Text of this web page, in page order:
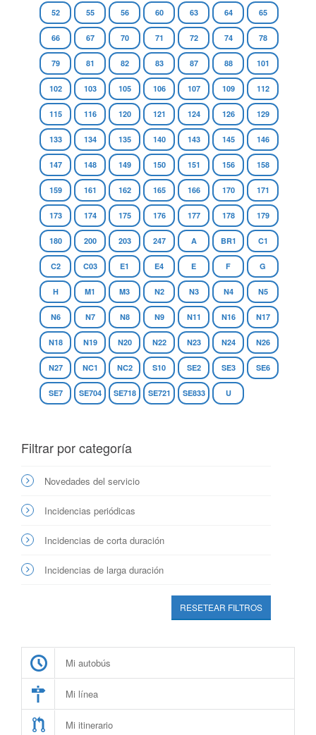
52 55 56 60 63 64 65
66 67 70 71 72 74 78
79 81 82 83 87 88 101
102 103 105 106 107 109 112
115 116 120 121 124 126 129
133 134 135 140 143 145 146
147 148 149 150 151 156 158
159 161 162 165 166 170 171
173 174 175 176 177 178 179
180 200 203 247 A BR1 C1
C2 C03 E1 E4 E F G
H M1 M3 N2 N3 N4 N5
N6 N7 N8 N9 N11 N16 N17
N18 N19 N20 N22 N23 N24 N26
N27 NC1 NC2 S10 SE2 SE3 SE6
SE7 SE704 SE718 SE721 SE833 U
Filtrar por categoría
Novedades del servicio
Incidencias periódicas
Incidencias de corta duración
Incidencias de larga duración
RESETEAR FILTROS
Mi autobús
Mi línea
Mi itinerario